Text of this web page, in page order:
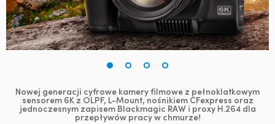
Finland
France
Hong Kong SAR, China
Nowej generacji cyfrowe kamery filmowe z pełnoklatkowym
sensorem 6K z OLPF, L-Mount, nośnikiem CFexpress oraz
jednoczesnym zapisem Blackmagic RAW i proxy H.264 dla
przepływów pracy w chmurze!